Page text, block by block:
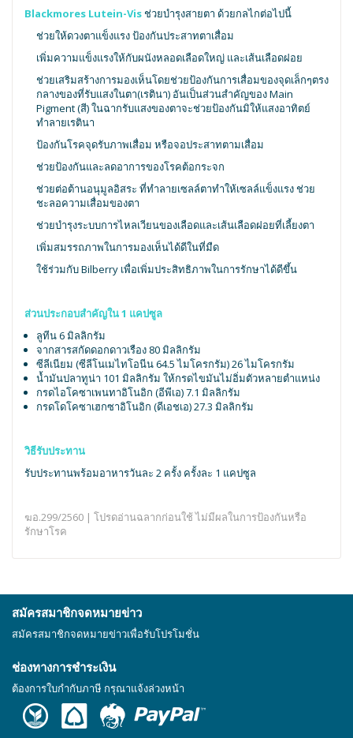
Blackmores Lutein-Visช่วยบำรุงสายตา ด้วยกลไกต่อไปนี้
ช่วยให้ดวงตาแข็งแรง ป้องกันประสาทตาเสื่อม
เพิ่มความแข็งแรงให้กับผนังหลอดเลือดใหญ่ และเส้นเลือดฝอย
ช่วยเสริมสร้างการมองเห็นโดยช่วยป้องกันการเสื่อมของจุดเล็กๆตรง
กลางของที่รับแสงในตา(เรตินา) อันเป็นส่วนสำคัญของ Main
Pigment (สี) ในฉากรับแสงของตาจะช่วยป้องกันมิให้แสงอาทิตย์
ทำลายเรตินา
ป้องกันโรคจุดรับภาพเสื่อม หรือจอประสาทตามเสื่อม
ช่วยป้องกันและลดอาการของโรคต้อกระจก
ช่วยต่อต้านอนุมูลอิสระ ที่ทำลายเซลล์ตาทำให้เซลล์แข็งแรง ช่วย
ชะลอความเสื่อมของตา
ช่วยบำรุงระบบการไหลเวียนของเลือดและเส้นเลือดฝอยที่เลี้ยงตา
เพิ่มสมรรถภาพในการมองเห็นได้ดีในที่มืด
ใช้ร่วมกับ Bilberry เพื่อเพิ่มประสิทธิภาพในการรักษาได้ดีขึ้น
ส่วนประกอบสำคัญใน 1 แคปซูล
ลูทีน 6 มิลลิกรัม
จากสารสกัดดอกดาวเรือง 80 มิลลิกรัม
ซีลีเนียม (ซีลีโนเมไทโอนีน 64.5 ไมโครกรัม) 26 ไมโครกรัม
น้ำมันปลาทูน่า 101 มิลลิกรัม ให้กรดไขมันไม่อิ่มตัวหลายตำแหน่ง
กรดไอโคซาเพนทาอิโนอิก (อีพีเอ) 7.1 มิลลิกรัม
กรดโดโคซาเฮกซาอิโนอิก (ดีเอชเอ) 27.3 มิลลิกรัม
วิธีรับประทาน
รับประทานพร้อมอาหารวันละ 2 ครั้ง ครั้งละ 1 แคปซูล
ฆอ.299/2560 | โปรดอ่านฉลากก่อนใช้ ไม่มีผลในการป้องกันหรือ
รักษาโรค
สมัครสมาชิกจดหมายข่าว
สมัครสมาชิกจดหมายข่าวเพื่อรับโปรโมชั่น
ช่องทางการชำระเงิน
ต้องการใบกำกับภาษี กรุณาแจ้งล่วงหน้า